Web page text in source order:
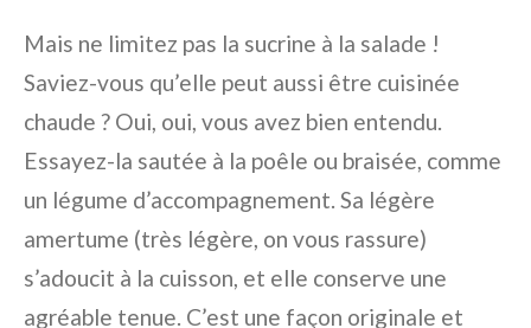
Mais ne limitez pas la sucrine à la salade !
Saviez-vous qu’elle peut aussi être cuisinée
chaude ? Oui, oui, vous avez bien entendu.
Essayez-la sautée à la poêle ou braisée, comme
un légume d’accompagnement. Sa légère
amertume (très légère, on vous rassure)
s’adoucit à la cuisson, et elle conserve une
agréable tenue. C’est une façon originale et